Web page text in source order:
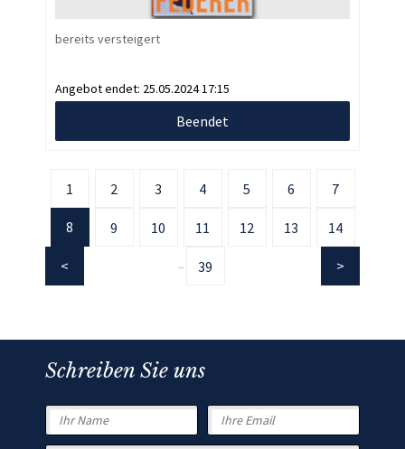
bereits versteigert
Angebot endet: 25.05.2024 17:15
Beendet
1 2 3 4 5 6 7
8 9 10 11 12 13 14
... 39
Schreiben Sie uns